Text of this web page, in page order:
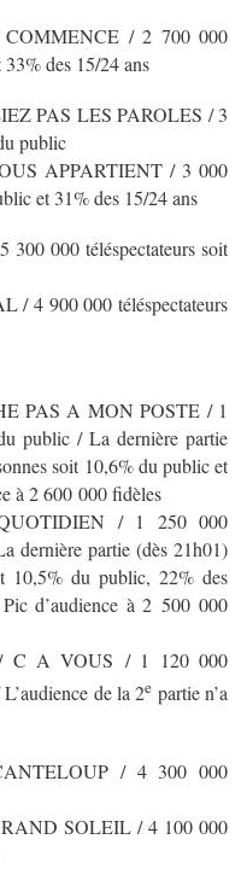
/ 2 700 000
des 15/24 ans
PAS LES PAROLES / 3
public
APPARTIENT / 3 000
et 31% des 15/24 ans
300 000 téléspectateurs soit
/ 4 900 000 téléspectateurs
PAS A MON POSTE / 1
public / La dernière partie
soit 10,6% du public et
à 2 600 000 fidèles
/ 1 250 000
dernière partie (dès 21h01)
10,5% du public, 22% des
d’audience à 2 500 000
/ C A VOUS / 1 120 000
de la 2e partie n’a
/ 4 300 000
SOLEIL / 4 100 000